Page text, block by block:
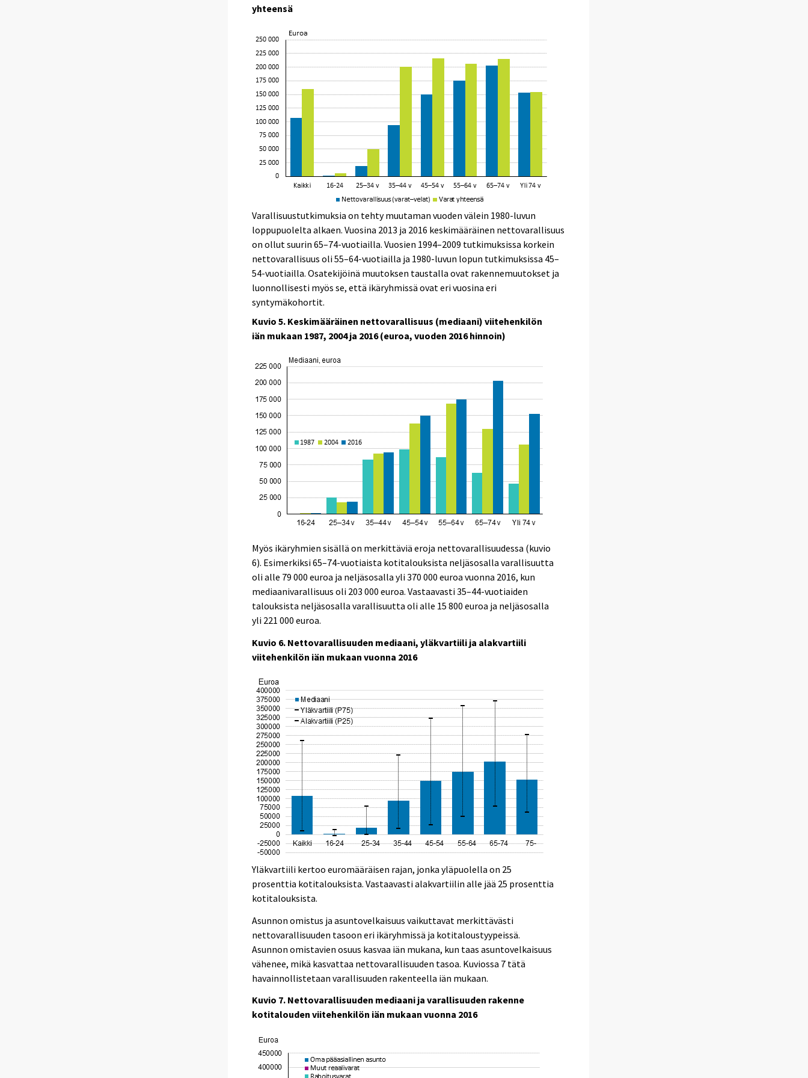
yhteensä
Varallisuustutkimuksia on tehty muutaman vuoden välein 1980-luvun
loppupuolelta alkaen. Vuosina 2013 ja 2016 keskimääräinen nettovarallisuus
on ollut suurin 65–74-vuotiailla. Vuosien 1994–2009 tutkimuksissa korkein
nettovarallisuus oli 55–64-vuotiailla ja 1980-luvun lopun tutkimuksissa 45–
54-vuotiailla. Osatekijöinä muutoksen taustalla ovat rakennemuutokset ja
luonnollisesti myös se, että ikäryhmissä ovat eri vuosina eri
syntymäkohortit.
Kuvio 5. Keskimääräinen nettovarallisuus (mediaani) viitehenkilön
iän mukaan 1987, 2004 ja 2016 (euroa, vuoden 2016 hinnoin)
Myös ikäryhmien sisällä on merkittäviä eroja nettovarallisuudessa (kuvio
6). Esimerkiksi 65–74-vuotiaista kotitalouksista neljäsosalla varallisuutta
oli alle 79 000 euroa ja neljäsosalla yli 370 000 euroa vuonna 2016, kun
mediaanivarallisuus oli 203 000 euroa. Vastaavasti 35–44-vuotiaiden
talouksista neljäsosalla varallisuutta oli alle 15 800 euroa ja neljäsosalla
yli 221 000 euroa.
Kuvio 6. Nettovarallisuuden mediaani, yläkvartiili ja alakvartiili
viitehenkilön iän mukaan vuonna 2016
Yläkvartiili kertoo euromääräisen rajan, jonka yläpuolella on 25
prosenttia kotitalouksista. Vastaavasti alakvartiilin alle jää 25 prosenttia
kotitalouksista.
Asunnon omistus ja asuntovelkaisuus vaikuttavat merkittävästi
nettovarallisuuden tasoon eri ikäryhmissä ja kotitaloustyypeissä.
Asunnon omistavien osuus kasvaa iän mukana, kun taas asuntovelkaisuus
vähenee, mikä kasvattaa nettovarallisuuden tasoa. Kuviossa 7 tätä
havainnollistetaan varallisuuden rakenteella iän mukaan.
Kuvio 7. Nettovarallisuuden mediaani ja varallisuuden rakenne
kotitalouden viitehenkilön iän mukaan vuonna 2016